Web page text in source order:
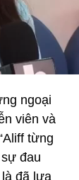
ngoại
viên và
từng
đau
đã lựa